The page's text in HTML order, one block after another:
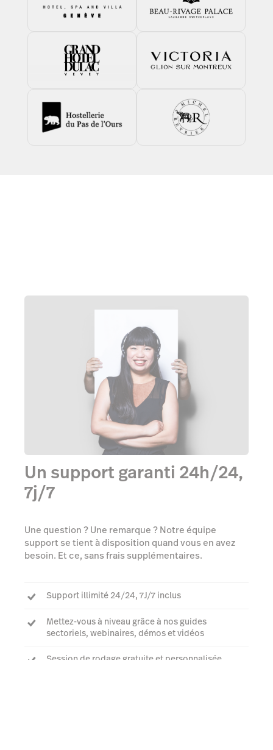
Un support garanti 24h/24,
7j/7
Une question ? Une remarque ? Notre équipe
support se tient à disposition quand vous en avez
besoin. Et ce, sans frais supplémentaires.
Support illimité 24/24, 7J/7 inclus
Mettez-vous à niveau grâce à nos guides
sectoriels, webinaires, démos et vidéos
Session de rodage gratuite et personnalisée